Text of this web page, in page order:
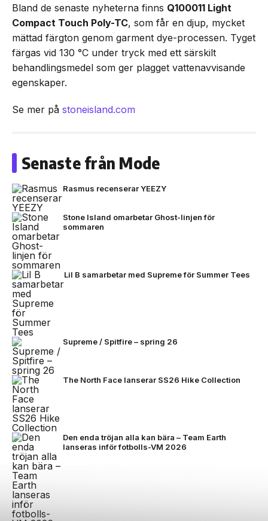
Bland de senaste nyheterna finns Q100011 Light
Compact Touch Poly-TC, som får en djup, mycket
mättad färgton genom garment dye-processen. Tyget
färgas vid 130 °C under tryck med ett särskilt
behandlingsmedel som ger plagget vattenavvisande
egenskaper.
Se mer på stoneisland.com
Senaste från Mode
Rasmus recenserar YEEZY
Stone Island omarbetar Ghost-linjen för
sommaren
Lil B samarbetar med Supreme för Summer Tees
Supreme / Spitfire – spring 26
The North Face lanserar SS26 Hike Collection
Den enda tröjan alla kan bära – Team Earth
lanseras inför fotbolls-VM 2026